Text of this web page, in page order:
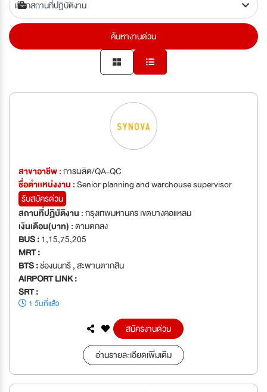
ค้นหางานด่วน
สาขาอาชีพ :การผลิต/QA-QC
ชื่อตำเเหน่งงาน :Senior planning and warchouse supervisor
รับสมัครด่วน
สถานที่ปฏิบัติงาน :กรุงเทพมหานคร เขตบางคอแหลม
เงินเดือน(บาท) :ตามตกลง
BUS :1,15,75,205
MRT :
BTS :ช่องนนทรี , สะพานตากสิน
AIRPORT LINK :
SRT :
1 วันที่แล้ว
สมัครงานด่วน
อ่านรายละเอียดเพิ่มเติม